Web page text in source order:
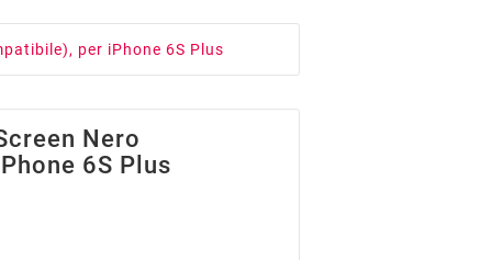
per iPhone 6S Plus
Nero
6S Plus